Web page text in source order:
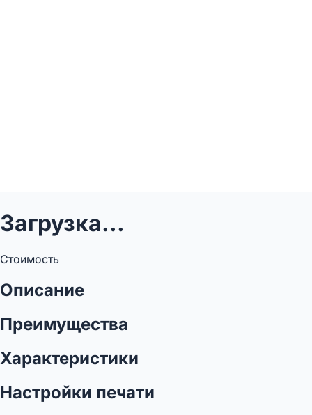
Загрузка...
Стоимость
Описание
Преимущества
Характеристики
Настройки печати